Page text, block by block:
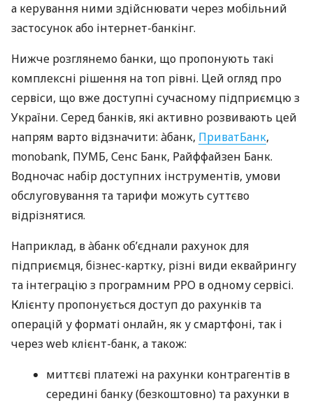
а керування ними здійснювати через мобільний
застосунок або інтернет-банкінг.
Нижче розглянемо банки, що пропонують такі
комплексні рішення на топ рівні. Цей огляд про
сервіси, що вже доступні сучасному підприємцю з
України. Серед банків, які активно розвивають цей
напрям варто відзначити: àбанк, ПриватБанк,
monobank, ПУМБ, Сенс Банк, Райффайзен Банк.
Водночас набір доступних інструментів, умови
обслуговування та тарифи можуть суттєво
відрізнятися.
Наприклад, в àбанк об’єднали рахунок для
підприємця, бізнес-картку, різні види еквайрингу
та інтеграцію з програмним РРО в одному сервісі.
Клієнту пропонується доступ до рахунків та
операцій у форматі онлайн, як у смартфоні, так і
через web клієнт-банк, а також:
миттєві платежі на рахунки контрагентів в
середині банку (безкоштовно) та рахунки в